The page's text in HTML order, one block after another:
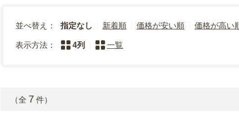
並べ替え： 指定なし 新着順 価格が安い順 価格が高い
表示方法： 4列 一覧
（全 7 件）